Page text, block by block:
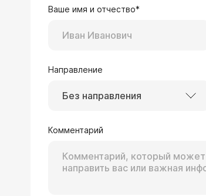
Ваше имя и отчество*
Направление
Без направления
Комментарий